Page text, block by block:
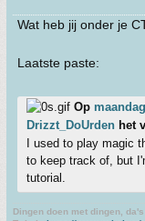
Wat heb jij onder je
Laatste paste:
Op
Drizzt_DoUrden het
I used to play magic
to keep track of, but
tutorial.
Dingen doen met dingen,